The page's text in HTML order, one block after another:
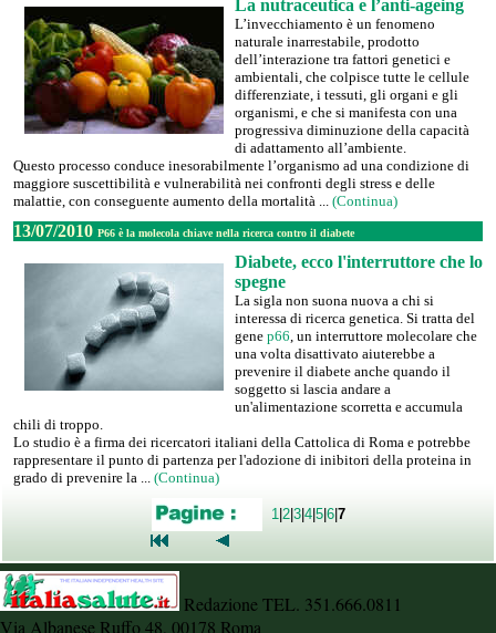
La nutraceutica e l’anti-ageing
L’invecchiamento è un fenomeno
naturale inarrestabile, prodotto
dell’interazione tra fattori genetici e
ambientali, che colpisce tutte le cellule
differenziate, i tessuti, gli organi e gli
organismi, e che si manifesta con una
progressiva diminuzione della capacità
di adattamento all’ambiente.
Questo processo conduce inesorabilmente l’organismo ad una condizione di
maggiore suscettibilità e vulnerabilità nei confronti degli stress e delle
malattie, con conseguente aumento della mortalità ... (Continua)
13/07/2010 P66 è la molecola chiave nella ricerca contro il diabete
Diabete, ecco l'interruttore che lo
spegne
La sigla non suona nuova a chi si
interessa di ricerca genetica. Si tratta del
gene p66, un interruttore molecolare che
una volta disattivato aiuterebbe a
prevenire il diabete anche quando il
soggetto si lascia andare a
un'alimentazione scorretta e accumula
chili di troppo.
Lo studio è a firma dei ricercatori italiani della Cattolica di Roma e potrebbe
rappresentare il punto di partenza per l'adozione di inibitori della proteina in
grado di prevenire la ... (Continua)
1 |2|3|4|5|6|7
Redazione TEL. 351.666.0811
Via Albanese Ruffo 48, 00178 Roma